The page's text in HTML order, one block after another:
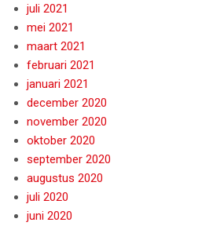
juli 2021
mei 2021
maart 2021
februari 2021
januari 2021
december 2020
november 2020
oktober 2020
september 2020
augustus 2020
juli 2020
juni 2020